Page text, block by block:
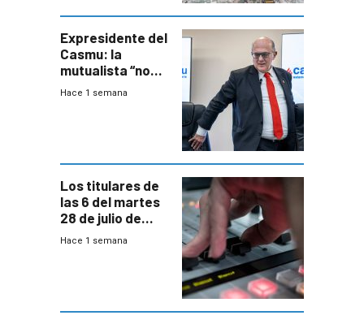
seguridad
Expresidente del
Casmu: la
mutualista “no
está para pagar”
Hace 1 semana
Los titulares de
las 6 del martes
28 de julio de
2026
Hace 1 semana